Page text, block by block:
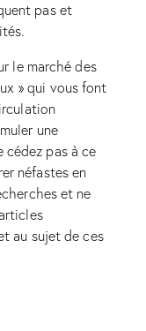
pas et
le marché des
» qui vous font
une
cédez pas à ce
néfastes en
et ne
au sujet de ces